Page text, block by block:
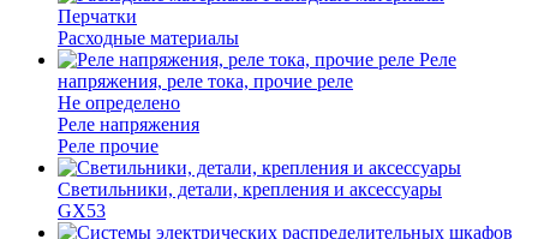
Перчатки
Расходные материалы
Реле
напряжения, реле тока, прочие реле
Не определено
Реле напряжения
Реле прочие
Светильники, детали, крепления и аксессуары
GX53